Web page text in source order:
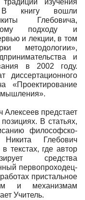
изучения
В книгу вошли
Глебовича,
подходу и
и лекции, в том
методологии»,
и
в 2002 году.
диссертационного
«Проектирование
мышления».
Алексеев предстает
В статьях,
философско-
Никита Глебович
текстах, где автор
средства
первопроходец-
пристальное
и механизмам
Учитель.